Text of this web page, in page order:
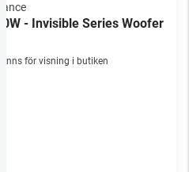
- Invisible Series Woofer
Finns för visning i butiken